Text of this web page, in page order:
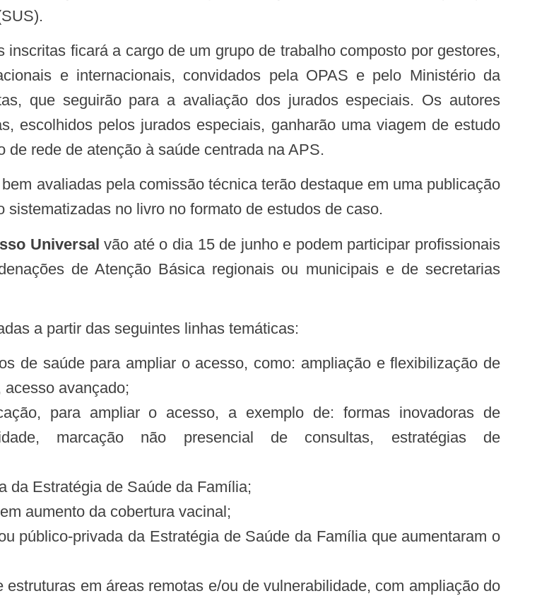
ficará a cargo de um grupo de trabalho composto por gestores,
e internacionais, convidados pela OPAS e pelo Ministério da
que seguirão para a avaliação dos jurados especiais. Os autores
escolhidos pelos jurados especiais, ganharão uma viagem de estudo
rede de atenção à saúde centrada na APS.
no livro no formato de estudos de caso.
Universalvão até o dia 15 de junho e podem participar profissionais
de Atenção Básica regionais ou municipais e de secretarias
a partir das seguintes linhas temáticas:
de saúde para ampliar o acesso, como: ampliação e flexibilização de
avançado;
para ampliar o acesso, a exemplo de: formas inovadoras de
marcação não presencial de consultas, estratégias de
da Estratégia de Saúde da Família;
aumento da cobertura vacinal;
público-privada da Estratégia de Saúde da Família que aumentaram o
em áreas remotas e/ou de vulnerabilidade, com ampliação do